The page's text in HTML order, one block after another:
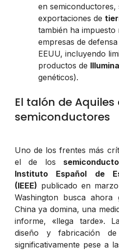
en
exportaciones de
también ha impuesto
empresas de
EEUU, incluyendo
productos de Illumina
genéticos).
El talón de Aquiles
semiconductores
Uno de los frentes más
el de los
Instituto Español de
(IEEE) publicado en
Washington busca ahora
China ya domina, una
informe, «llega tarde».
diseño y fabricación
significativamente pese a